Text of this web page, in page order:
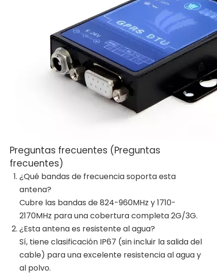
Preguntas frecuentes (Preguntas
frecuentes)
¿Qué bandas de frecuencia soporta esta
antena?
Cubre las bandas de 824-960MHz y 1710-
2170MHz para una cobertura completa 2G/3G.
¿Esta antena es resistente al agua?
Sí, tiene clasificación IP67 (sin incluir la salida del
cable) para una excelente resistencia al agua y
al polvo.